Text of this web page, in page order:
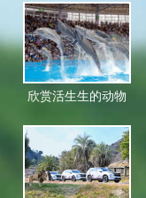
欣赏活生生的动物